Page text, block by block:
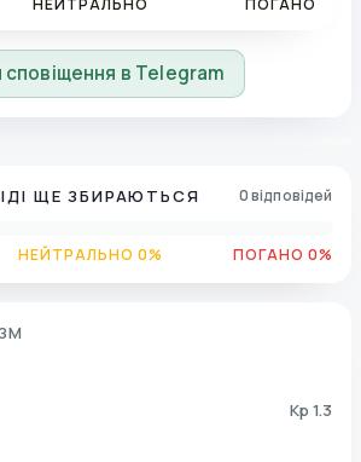
НЕЙТРАЛЬНО ПОГАНО
в Telegram
ЩЕ ЗБИРАЮТЬСЯ 0 відповідей
НЕЙТРАЛЬНО 0% ПОГАНО 0%
Kp 1.3